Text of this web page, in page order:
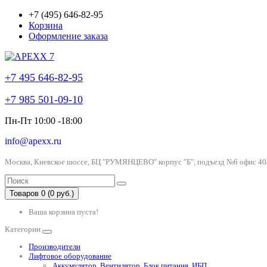
+7 (495) 646-82-95
Корзина
Оформление заказа
+7 495 646-82-95
+7 985 501-09-10
Пн-Пт 10:00 -18:00
info@apexx.ru
Москва, Киевское шоссе, БЦ "РУМЯНЦЕВО" корпус "Б", подъезд №6 офис
Товаров 0 (0 руб.)
Ваша корзина пуста!
Категории
Производители
Лифтовое оборудование